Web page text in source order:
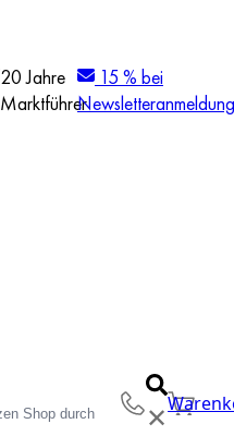
20 Jahre
Marktführer
15 % bei
Newsletteranmeldung
✕